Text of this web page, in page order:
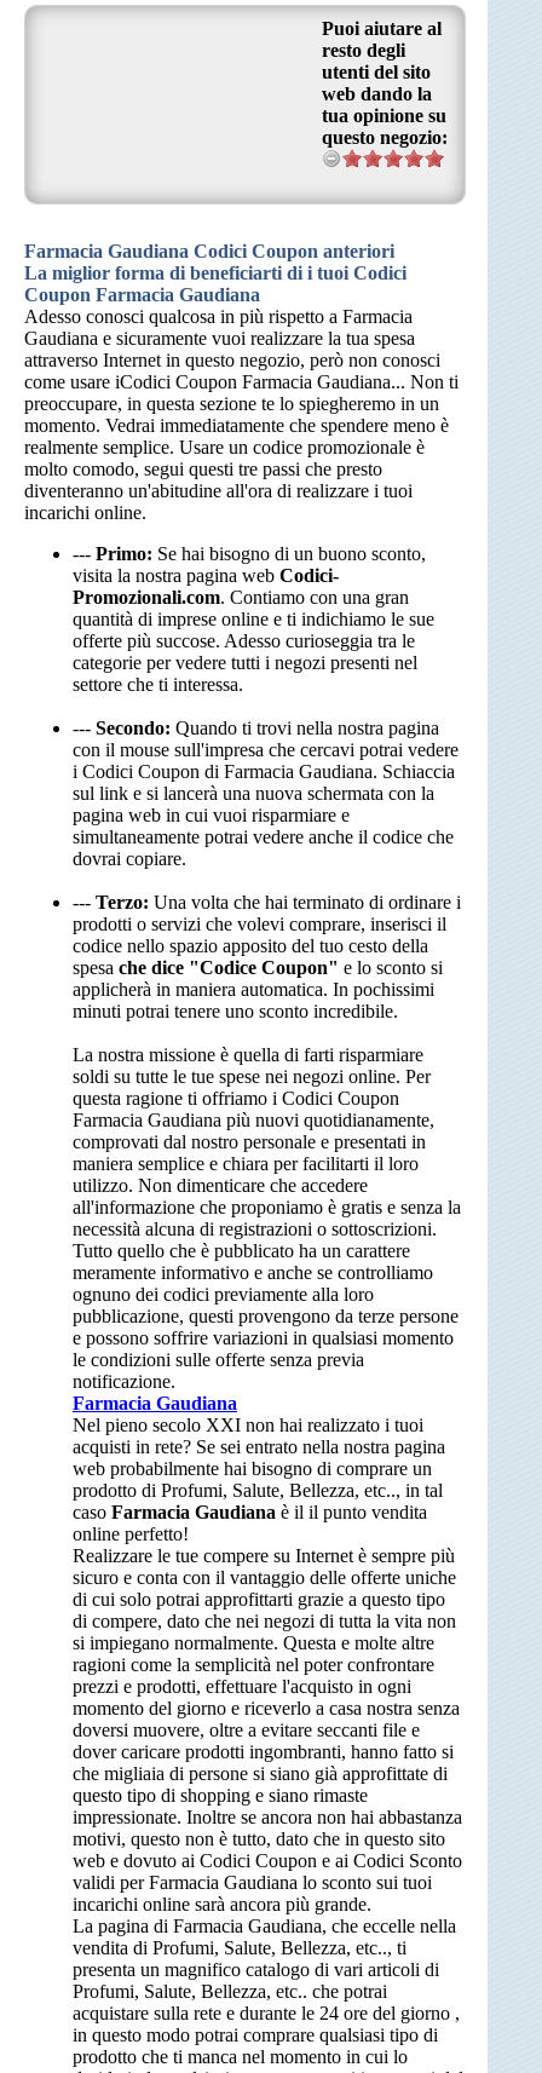
Puoi aiutare al
resto degli
utenti del sito
web dando la
tua opinione su
questo negozio:
Farmacia Gaudiana Codici Coupon anteriori
La miglior forma di beneficiarti di i tuoi Codici
Coupon Farmacia Gaudiana
Adesso conosci qualcosa in più rispetto a Farmacia
Gaudiana e sicuramente vuoi realizzare la tua spesa
attraverso Internet in questo negozio, però non conosci
come usare iCodici Coupon Farmacia Gaudiana... Non ti
preoccupare, in questa sezione te lo spiegheremo in un
momento. Vedrai immediatamente che spendere meno è
realmente semplice. Usare un codice promozionale è
molto comodo, segui questi tre passi che presto
diventeranno un'abitudine all'ora di realizzare i tuoi
incarichi online.
--- Primo: Se hai bisogno di un buono sconto,
visita la nostra pagina web Codici-
Promozionali.com. Contiamo con una gran
quantità di imprese online e ti indichiamo le sue
offerte più succose. Adesso curioseggia tra le
categorie per vedere tutti i negozi presenti nel
settore che ti interessa.
--- Secondo: Quando ti trovi nella nostra pagina
con il mouse sull'impresa che cercavi potrai vedere
i Codici Coupon di Farmacia Gaudiana. Schiaccia
sul link e si lancerà una nuova schermata con la
pagina web in cui vuoi risparmiare e
simultaneamente potrai vedere anche il codice che
dovrai copiare.
--- Terzo: Una volta che hai terminato di ordinare i
prodotti o servizi che volevi comprare, inserisci il
codice nello spazio apposito del tuo cesto della
spesa che dice "Codice Coupon" e lo sconto si
applicherà in maniera automatica. In pochissimi
minuti potrai tenere uno sconto incredibile.
La nostra missione è quella di farti risparmiare
soldi su tutte le tue spese nei negozi online. Per
questa ragione ti offriamo i Codici Coupon
Farmacia Gaudiana più nuovi quotidianamente,
comprovati dal nostro personale e presentati in
maniera semplice e chiara per facilitarti il loro
utilizzo. Non dimenticare che accedere
all'informazione che proponiamo è gratis e senza la
necessità alcuna di registrazioni o sottoscrizioni.
Tutto quello che è pubblicato ha un carattere
meramente informativo e anche se controlliamo
ognuno dei codici previamente alla loro
pubblicazione, questi provengono da terze persone
e possono soffrire variazioni in qualsiasi momento
le condizioni sulle offerte senza previa
notificazione.
Farmacia Gaudiana
Nel pieno secolo XXI non hai realizzato i tuoi
acquisti in rete? Se sei entrato nella nostra pagina
web probabilmente hai bisogno di comprare un
prodotto di Profumi, Salute, Bellezza, etc.., in tal
caso Farmacia Gaudiana è il il punto vendita
online perfetto!
Realizzare le tue compere su Internet è sempre più
sicuro e conta con il vantaggio delle offerte uniche
di cui solo potrai approfittarti grazie a questo tipo
di compere, dato che nei negozi di tutta la vita non
si impiegano normalmente. Questa e molte altre
ragioni come la semplicità nel poter confrontare
prezzi e prodotti, effettuare l'acquisto in ogni
momento del giorno e riceverlo a casa nostra senza
doversi muovere, oltre a evitare seccanti file e
dover caricare prodotti ingombranti, hanno fatto si
che migliaia di persone si siano già approfittate di
questo tipo di shopping e siano rimaste
impressionate. Inoltre se ancora non hai abbastanza
motivi, questo non è tutto, dato che in questo sito
web e dovuto ai Codici Coupon e ai Codici Sconto
validi per Farmacia Gaudiana lo sconto sui tuoi
incarichi online sarà ancora più grande.
La pagina di Farmacia Gaudiana, che eccelle nella
vendita di Profumi, Salute, Bellezza, etc.., ti
presenta un magnifico catalogo di vari articoli di
Profumi, Salute, Bellezza, etc.. che potrai
acquistare sulla rete e durante le 24 ore del giorno ,
in questo modo potrai comprare qualsiasi tipo di
prodotto che ti manca nel momento in cui lo